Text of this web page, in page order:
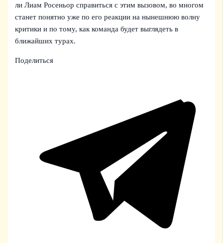
ли Лиам Росеньор справиться с этим вызовом, во многом
станет понятно уже по его реакции на нынешнюю волну
критики и по тому, как команда будет выглядеть в
ближайших турах.
Поделиться